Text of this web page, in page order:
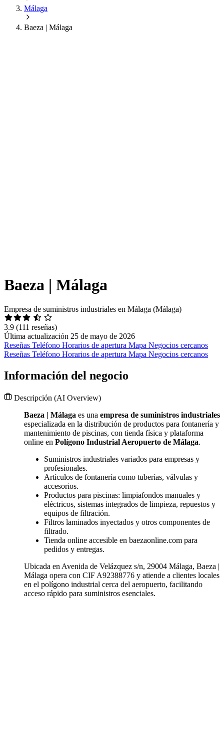
Málaga
Baeza | Málaga
Baeza | Málaga
Empresa de suministros industriales en Málaga (Málaga)
3.9 (111 reseñas)
Última actualización 25 de mayo de 2026
Reseñas Teléfono Horarios de apertura Mapa Negocios cercanos
Reseñas Teléfono Horarios de apertura Mapa Negocios cercanos
Información del negocio
Descripción (AI Overview)
Baeza | Málaga es una empresa de suministros industriales
especializada en la distribución de productos para fontanería y
mantenimiento de piscinas, con tienda física y plataforma
online en Polígono Industrial Aeropuerto de Málaga.
Suministros industriales variados para empresas y
profesionales.
Artículos de fontanería como tuberías, válvulas y
accesorios.
Productos para piscinas: limpiafondos manuales y
eléctricos, sistemas integrados de limpieza, repuestos y
equipos de filtración.
Filtros laminados inyectados y otros componentes de
filtrado.
Tienda online accesible en baezaonline.com para
pedidos y entregas.
Ubicada en Avenida de Velázquez s/n, 29004 Málaga, Baeza |
Málaga opera con CIF A92388776 y atiende a clientes locales
en el polígono industrial cerca del aeropuerto, facilitando
acceso rápido para suministros esenciales.